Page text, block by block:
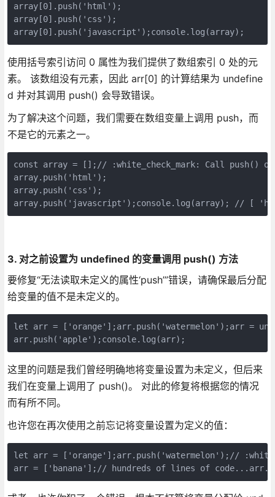
array[0].push('html');
array[0].push('css');
array[0].push('javascript');console.log(array);
使用括号索引访问 0 属性为我们提供了数组索引 0 处的元
素。 该数组没有元素，因此 arr[0] 的计算结果为 undefine
d 并对其调用 push() 会导致错误。
为了解决这个问题，我们需要在数组变量上调用 push，而
不是它的元素之一。
const array = [];// :white_check_mark: Call push()
array.push('html');
array.push('css');
array.push('javascript');console.log(array); // [
3. 对之前设置为 undefined 的变量调用 push() 方法
要修复“无法读取未定义的属性‘push’”错误，请确保最后分配
给变量的值不是未定义的。
let arr = ['orange'];arr.push('watermelon');arr =
arr.push('apple');console.log(arr);
这里的问题是我们曾经明确地将变量设置为未定义，但后来
我们在变量上调用了 push()。 对此的修复将根据您的情况
而有所不同。
也许您在再次使用之前忘记将变量设置为定义的值：
let arr = ['orange'];arr.push('watermelon');//
arr = ['banana'];// hundreds of lines of